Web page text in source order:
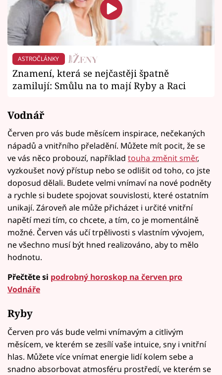
ASTROČLÁNKY
Znamení, která se nejčastěji špatně
zamilují: Smůlu na to mají Ryby a Raci
Vodnář
Červen pro vás bude měsícem inspirace, nečekaných
nápadů a vnitřního přeladění. Můžete mít pocit, že se
ve vás něco probouzí, například touha změnit směr,
vyzkoušet nový přístup nebo se odlišit od toho, co jste
doposud dělali. Budete velmi vnímaví na nové podněty
a rychle si budete spojovat souvislosti, které ostatním
unikají. Zároveň ale může přicházet i určité vnitřní
napětí mezi tím, co chcete, a tím, co je momentálně
možné. Červen vás učí trpělivosti s vlastním vývojem,
ne všechno musí být hned realizováno, aby to mělo
hodnotu.
Přečtěte si podrobný horoskop na červen pro
Vodnáře
Ryby
Červen pro vás bude velmi vnímavým a citlivým
měsícem, ve kterém se zesílí vaše intuice, sny i vnitřní
hlas. Můžete více vnímat energie lidí kolem sebe a
snadno absorbovat atmosféru prostředí, ve kterém se